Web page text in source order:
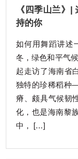
《四季山兰》
持的你
如何用舞蹈讲述
冬，绿色和平气
起走访了海南省
独特的珍稀稻种
瘠、颇具气候韧
化，也是海南黎
中， […]